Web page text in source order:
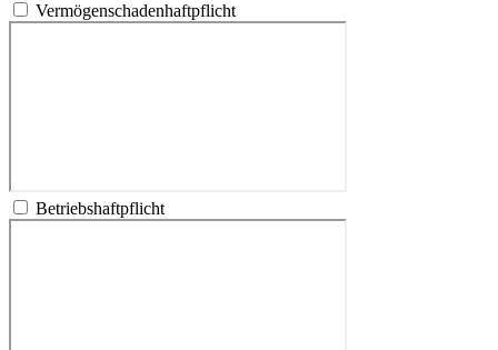
Vermögenschadenhaftpflicht
Betriebshaftpflicht